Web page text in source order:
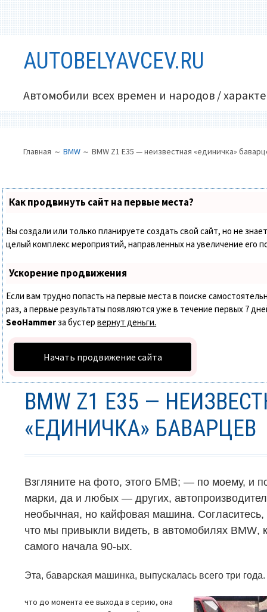
содержимомуAUTOBELYAVCEV.RU
Автомобили всех времен и народов /
МЕНЮ
САЙТЕ
(ХЛЕБНЫЕ
КРОШКИ)
Главная BMW BMW Z1 E35 — неизвестная «единичка»
Как продвинуть сайт на первые места?
Вы создали или только планируете создать свой сайт, но не
целый комплекс мероприятий, направленных на увеличение его
Ускорение продвижения
Если вам трудно попасть на первые места в поиске
раз, а первые результаты появляются уже в течение первых 7
SeoHammerза бустервернут деньги.
Начать продвижение сайта
BMW Z1 E35 —
«ЕДИНИЧКА» БАВАРЦЕВ
Взгляните на фото, этого БМВ; — по моему, и
марки, да и любых — других,
необычная, но кайфовая машина. Согласитесь,
что мы привыкли видеть, в автомобилях BMW,
самого начала 90-ых.
Эта, баварская машинка, выпускалась всего три
что до момента ее выхода в серию, она